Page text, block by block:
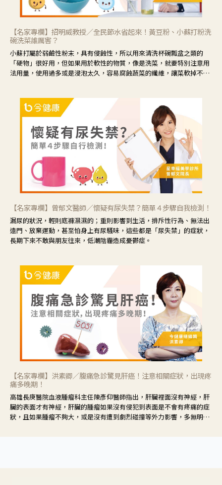
【名家專欄】招明威教授／全民節水省起來！黃豆粉、小蘇打粉洗
碗洗菜誰厲害？
小蘇打屬於弱鹼性粉末，具有侵蝕性，所以用來清洗杯碗瓢盆之類的
「硬物」很好用，但如果用於軟性的物質，像是洗菜，就要特別注意用
法用量，使用過多或是浸泡太久，容易腐蝕蔬菜的纖維，讓菜軟掉不清
【名家專欄】曾郁文醫師／懷疑有尿失禁？簡單４步驟自我檢測！
漏尿的狀況，輕則底褲濕濕的；重則影響到生活，排斥性行為、無法出
遠門、放棄運動，甚至怕身上有尿騷味，這些都是「尿失禁」的症狀，
長期下來不敢與朋友往來，低潮陰霾造成憂鬱症。
【名家專欄】洪素卿／腹痛急診驚見肝癌！注意相關症狀，出現疼
痛多晚期！
高雄長庚醫院血液腫瘤科主任陳彥仰醫師指出，肝臟裡面沒有神經，肝
臟的表面才有神經，肝臟的腫瘤如果沒有侵犯到表面是不會有疼痛的症
狀，且如果腫瘤不夠大，或是沒有遭到劇烈碰撞等外力影響，多無明顯